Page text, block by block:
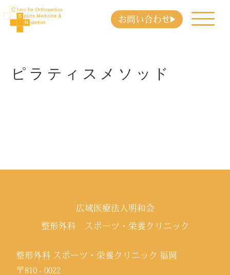
お問い合わせ
ピラティスメソッド
広域医療法人明和会
整形外科 スポーツ・栄養クリニック
整形外科 スポーツ・栄養クリニック 福岡
〒810 - 0022